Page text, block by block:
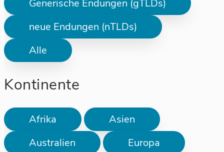
Generische Endungen (gTLDs)
neue Endungen (nTLDs)
Alle
Kontinente
Afrika
Asien
Australien
Europa